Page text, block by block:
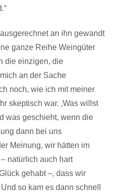
an ihn gewandt
ganze Reihe Weingüter
die einzigen, die
an der Sache
noch, wie ich mit meiner
skeptisch war. ‚Was willst
was geschieht, wenn die
dann bei uns
Meinung, wir hätten im
natürlich auch hart
gehabt –, dass wir
so kam es dann schnell